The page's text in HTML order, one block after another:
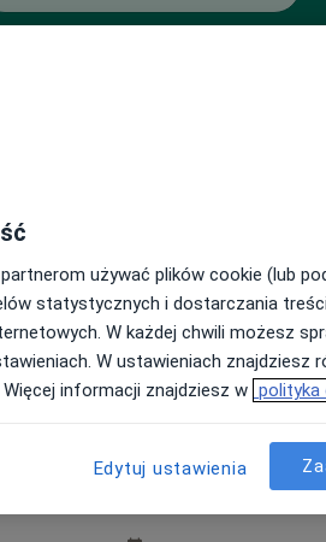
Jutro Wt,
12 Sie
używać plików cookie (lub
statystycznych i dostarczania
W każdej chwili możesz
W ustawieniach znajdziesz
informacji znajdziesz w polityka
Edytuj ustawienia